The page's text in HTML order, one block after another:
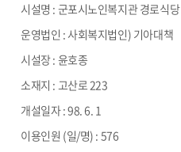
군포시노인복지관 경로식당
사회복지법인) 기아대책
윤호종
고산로 223
98. 6. 1
576